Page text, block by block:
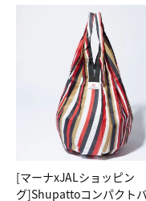
[マーナxJALショッピン
グ]Shupattoコンパクト